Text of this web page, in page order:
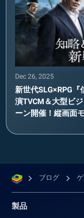
Dec 26, 2025
新世代SLG×RPG
演TVCM＆大型ビ
ーン開催！縦画面
ブログ
製品